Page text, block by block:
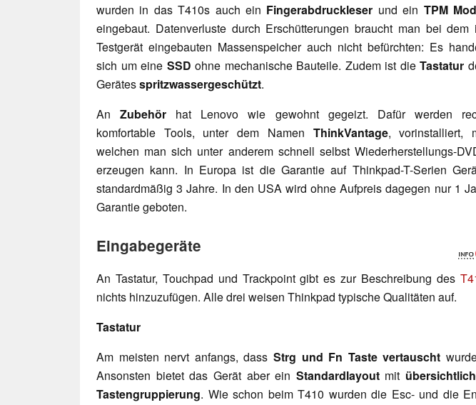
wurden in das T410s auch ein Fingerabdruckleser und ein TPM
eingebaut. Datenverluste durch Erschütterungen braucht man bei dem
Testgerät eingebauten Massenspeicher auch nicht befürchten: Es
sich um eine SSD ohne mechanische Bauteile. Zudem ist dieTastatur
Gerätesspritzwassergeschützt.
AnZubehör hat Lenovo wie gewohnt gegeizt. Dafür werden
komfortable Tools, unter dem Namen ThinkVantage, vorinstalliert,
welchen man sich unter anderem schnell selbst Wiederherstellungs-
erzeugen kann. In Europa ist die Garantie auf Thinkpad-T-Serien
standardmäßig 3 Jahre. In den USA wird ohne Aufpreis dagegen nur 1
Garantie geboten.
Eingabegeräte
An Tastatur, Touchpad und Trackpoint gibt es zur Beschreibung des
nichts hinzuzufügen. Alle drei weisen Thinkpad typische Qualitäten auf.
Tastatur
Am meisten nervt anfangs, dass Strg und Fn Taste vertauscht
Ansonsten bietet das Gerät aber ein Standardlayoutmit
Tastengruppierung. Wie schon beim T410 wurden die Esc- und die